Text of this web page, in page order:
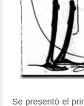
Se presentó el